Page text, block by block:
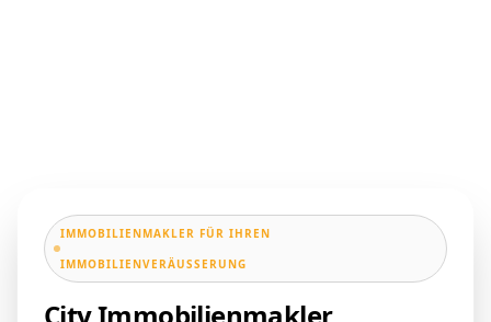
IMMOBILIENMAKLER FÜR IHREN
IMMOBILIENVERÄUSSERUNG
City Immobilienmakler